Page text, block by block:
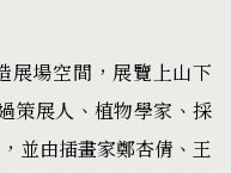
展場空間，展覽上山下
策展人、植物學家、採
並由插畫家鄭杏倩、王